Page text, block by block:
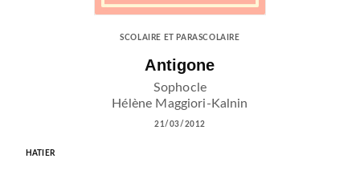
SCOLAIRE ET PARASCOLAIRE
Antigone
Sophocle
Hélène Maggiori-Kalnin
21/03/2012
HATIER